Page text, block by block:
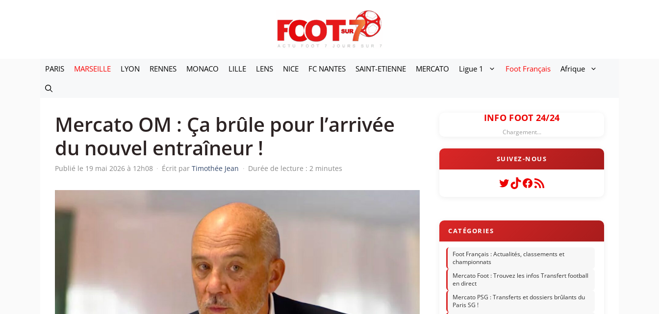
PARIS MARSEILLE LYON RENNES MONACO LILLE LENS NICE FC NANTES SAINT-ETIENNE MERCATO Ligue 1 Foot Français Afrique
Mercato OM : Ça brûle pour l’arrivée
du nouvel entraîneur !
Publié le 19 mai 2026 à 12h08 · Écrit parTimothée Jean · Durée de lecture : 2 minutes
INFO FOOT 24/24
Chargement...
Twitter
TikTok
Facebook
Flux RSS
Foot Français : Actualités, classements et
championnats
Mercato Foot : Trouvez les infos Transfert football
en direct
Mercato PSG : Transferts et dossiers brûlants du
Paris SG !